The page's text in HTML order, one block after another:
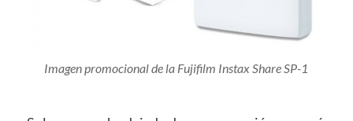
Imagen promocional de la Fujifilm Instax Share SP-1